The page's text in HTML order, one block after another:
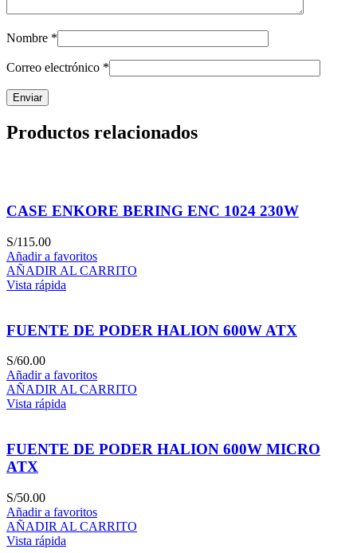
Nombre *
Correo electrónico *
Productos relacionados
CASE ENKORE BERING ENC 1024 230W
S/115.00
Añadir a favoritos
AÑADIR AL CARRITO
Vista rápida
FUENTE DE PODER HALION 600W ATX
S/60.00
Añadir a favoritos
AÑADIR AL CARRITO
Vista rápida
FUENTE DE PODER HALION 600W MICRO
ATX
S/50.00
Añadir a favoritos
AÑADIR AL CARRITO
Vista rápida